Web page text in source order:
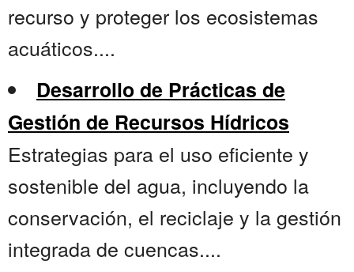
recurso y proteger los ecosistemas
acuáticos....
Desarrollo de Prácticas de
Gestión de Recursos Hídricos
Estrategias para el uso eficiente y
sostenible del agua, incluyendo la
conservación, el reciclaje y la gestión
integrada de cuencas....